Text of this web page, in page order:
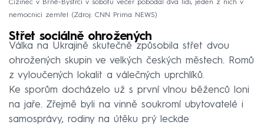
Cizinec v Brně-Bystrci v sobotu večer pobodal dva lidi, jeden z nich v
nemocnici zemřel
Zdroj: CNN Prima NEWS
Střet sociálně ohrožených
Válka na Ukrajině skutečně způsobila střet dvou
ohrožených skupin ve velkých českých městech. Romů
z vyloučených lokalit a válečných uprchlíků.
Ke sporům docházelo už s první vlnou běženců loni
na jaře. Zřejmě byli na vinně soukromí ubytovatelé i
samosprávy, rodiny na útěku prý leckde